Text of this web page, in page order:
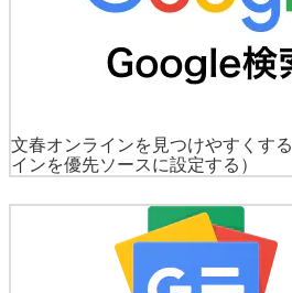
文春オンラインを見つけやすくする
インを優先ソースに設定する）